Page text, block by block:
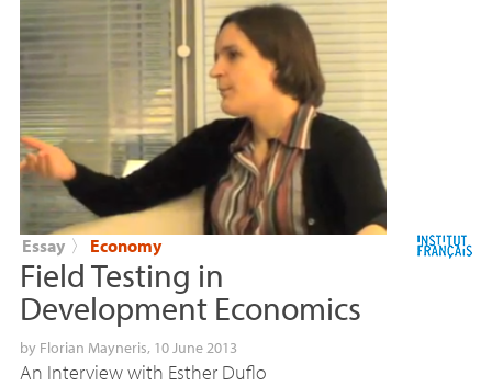
Essay 〉 Economy
Field Testing in
Development Economics
by Florian Mayneris, 10 June 2013
An Interview with Esther Duflo